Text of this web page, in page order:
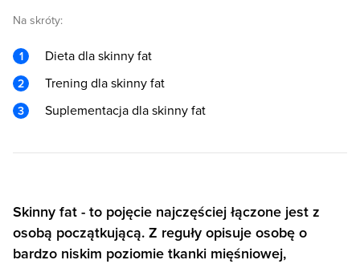
Na skróty:
Dieta dla skinny fat
Trening dla skinny fat
Suplementacja dla skinny fat
Skinny fat - to pojęcie najczęściej łączone jest z
osobą początkującą. Z reguły opisuje osobę o
bardzo niskim poziomie tkanki mięśniowej,